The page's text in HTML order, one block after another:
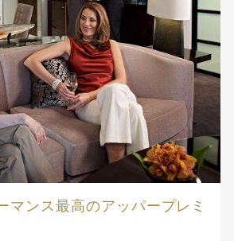
マンス最高のアッパープレミ